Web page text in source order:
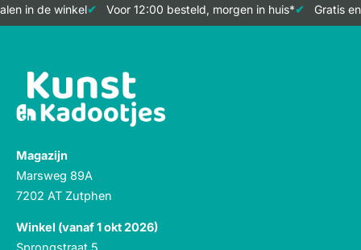
in de winkel Voor 12:00 besteld, morgen in huis* Gratis
Magazijn
Marsweg 89A
7202 AT Zutphen
Winkel (vanaf 1 okt 2026)
Sprongstraat 5